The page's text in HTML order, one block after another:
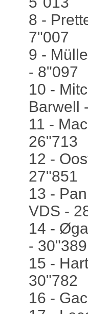
8 -
7"007
9 -
- 8"097
10 -
Barwell
11 -
26"713
12 -
27"851
13 -
VDS -
14 -
- 30"389
15 -
30"782
16 -